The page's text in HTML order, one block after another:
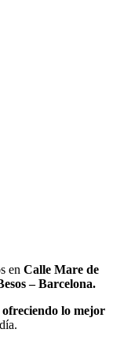
en Calle Mare de
– Barcelona.
ofreciendo lo mejor